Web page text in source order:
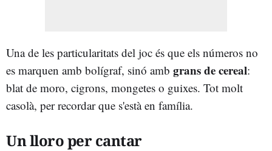
Una de les particularitats del joc és que els números no
es marquen amb bolígraf, sinó amb grans de cereal:
blat de moro, cigrons, mongetes o guixes. Tot molt
casolà, per recordar que s'està en família.
Un lloro per cantar